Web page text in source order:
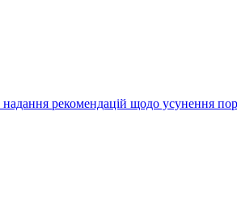
рекомендацій щодо усунення